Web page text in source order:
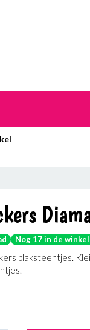
Nog 17 in de winkel
plaksteentjes.